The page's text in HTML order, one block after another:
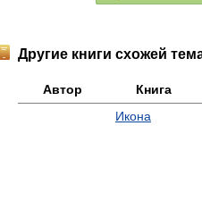
Другие книги схожей
Автор Книга
Икона